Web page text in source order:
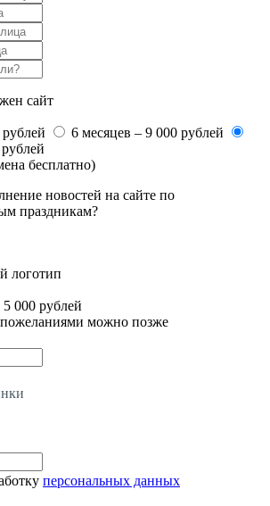
сайт
6 месяцев – 9 000 рублей
бесплатно)
новостей на сайте по
праздникам?
логотип
000 рублей
пожеланиями можно позже
персональных данных